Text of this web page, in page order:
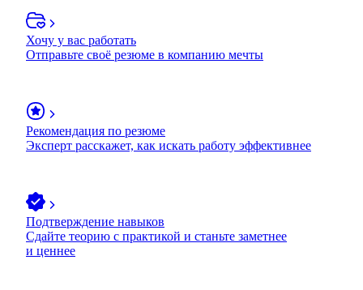
Хочу у вас работать
Отправьте своё резюме в компанию мечты
Рекомендация по резюме
Эксперт расскажет, как искать работу эффективнее
Подтверждение навыков
Сдайте теорию с практикой и станьте заметнее
и ценнее